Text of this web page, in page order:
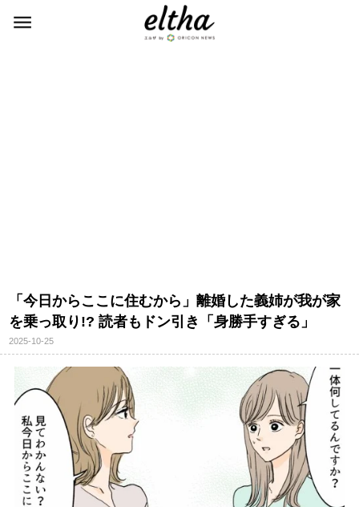
「今日からここに住むから」離婚した義姉が我が家
を乗っ取り!? 読者もドン引き「身勝手すぎる」
2025-10-25